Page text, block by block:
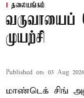
தலையங்கம்
வருவாயைப்
முயற்சி
Published on: 03 Aug
மாண்டெக் சிங்